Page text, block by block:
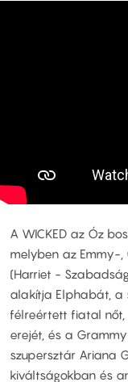
A WICKED az Óz
melyben az Emmy-
(Harriet -
alakítja Elphabát, a
félreértett fiatal nőt,
erejét, és a
szupersztár Ariana
kiváltságokban és